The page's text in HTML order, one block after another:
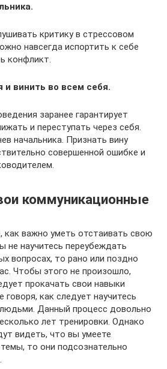
критику в стрессовом
навсегда испортить к себе
конфликт.
и винить во всем себя.
заранее гарантирует
и переступать через себя.
начальника. Признать вину
совершенной ошибке и
коммуникационные
как важно уметь отстаивать свою
не научитесь переубеждать
вопросах, то рано или поздно
Чтобы этого не произошло,
прокачать свои навыки
как следует научитесь
Данный процесс довольно
лет тренировки. Однако
видеть, что вы умеете
то они подсознательно